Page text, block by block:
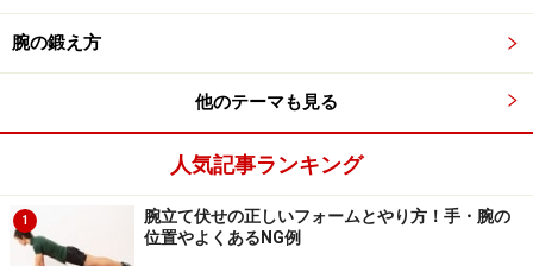
は限られた範囲内でしか機能しないため、筋力をうまく
発揮できずに他の同じ動きを助ける他の筋肉に負担をか
けます。
腰痛に置き換えて考えると、腿後ろの筋肉の機能が低下
階段昇りは筋肉を目一杯使ってしまい逆に硬くなってし
腕の鍛え方
他のテーマも見る
人気記事ランキング
1
腕立て伏せの正しいフォームとやり方！手・腕の
位置やよくあるNG例